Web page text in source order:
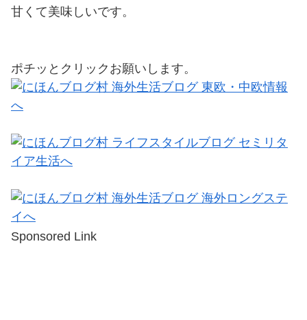
甘くて美味しいです。
ポチッとクリックお願いします。
Sponsored Link